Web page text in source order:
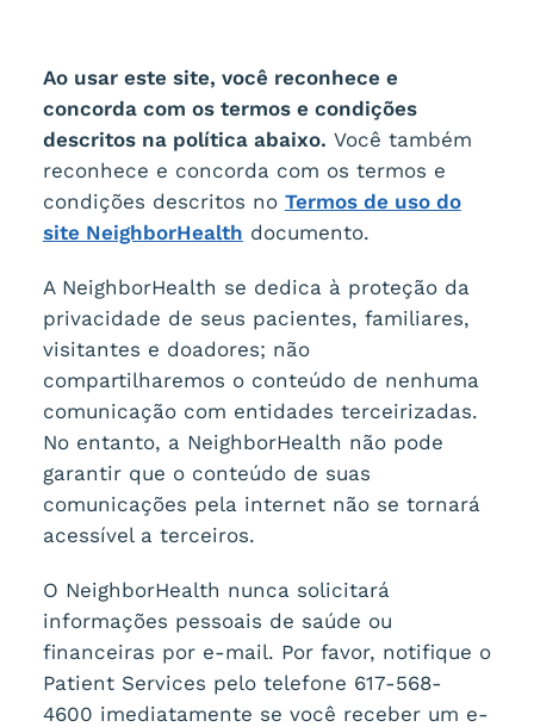
Ao usar este site, você reconhece e
concorda com os termos e condições
descritos na política abaixo. Você também
reconhece e concorda com os termos e
condições descritos no Termos de uso do
site NeighborHealth documento.
A NeighborHealth se dedica à proteção da
privacidade de seus pacientes, familiares,
visitantes e doadores; não
compartilharemos o conteúdo de nenhuma
comunicação com entidades terceirizadas.
No entanto, a NeighborHealth não pode
garantir que o conteúdo de suas
comunicações pela internet não se tornará
acessível a terceiros.
O NeighborHealth nunca solicitará
informações pessoais de saúde ou
financeiras por e-mail. Por favor, notifique o
Patient Services pelo telefone 617-568-
4600 imediatamente se você receber um e-